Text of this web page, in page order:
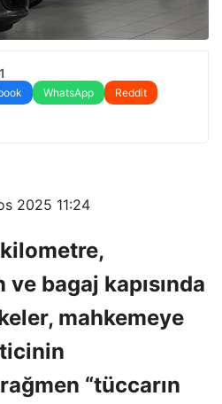
WhatsApp
Reddit
2025 11:24
kilometre,
bagaj kapısında
mahkemeye
“tüccarın